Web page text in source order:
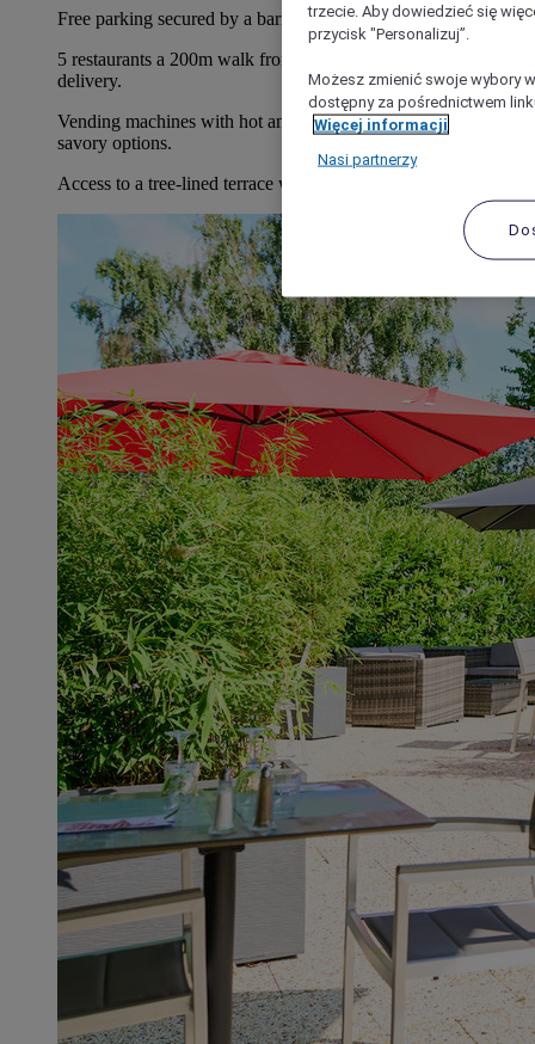
Free parking secured by a barrier
5 restaurants a 200m walk from the hotel and pizzas for
delivery.
Vending machines with hot and cold drinks and sweet and
savory options.
Access to a tree-lined terrace with garden lounge
trzecie. Aby dowiedzieć się
przycisk "Personalizuj”.
Możesz zmienić swoje wybory
dostępny za pośrednictwem
Więcej informacji
Nasi partnerzy